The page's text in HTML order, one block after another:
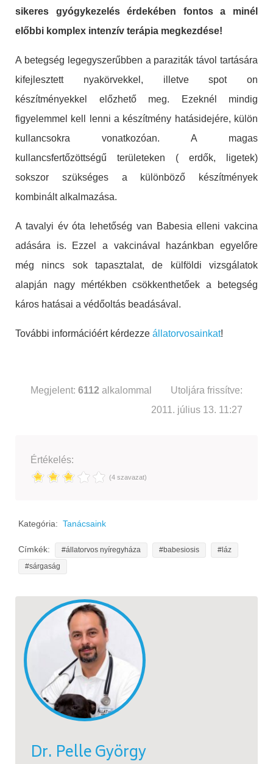
sikeres gyógykezelés érdekében fontos a minél
előbbi komplex intenzív terápia megkezdése!
A betegség legegyszerűbben a paraziták távol tartására
kifejlesztett nyakörvekkel, illetve spot on
készítményekkel előzhető meg. Ezeknél mindig
figyelemmel kell lenni a készítmény hatásidejére, külön
kullancsokra vonatkozóan. A magas
kullancsfertőzöttségű területeken ( erdők, ligetek)
sokszor szükséges a különböző készítmények
kombinált alkalmazása.
A tavalyi év óta lehetőség van Babesia elleni vakcina
adására is. Ezzel a vakcinával hazánkban egyelőre
még nincs sok tapasztalat, de külföldi vizsgálatok
alapján nagy mértékben csökkenthetőek a betegség
káros hatásai a védőoltás beadásával.
További információért kérdezze állatorvosainkat!
Megjelent: 6112 alkalommal
Utoljára frissítve:
2011. július 13. 11:27
Értékelés:
(4 szavazat)
Kategória: Tanácsaink
Címkék: állatorvos nyíregyháza babesiosis
láz
sárgaság
Dr. Pelle György